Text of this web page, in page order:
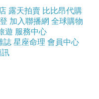
露天拍賣 比比昂代購
加入聯播網 全球購物
遊 服務中心
誌 星座命理 會員中心
訊